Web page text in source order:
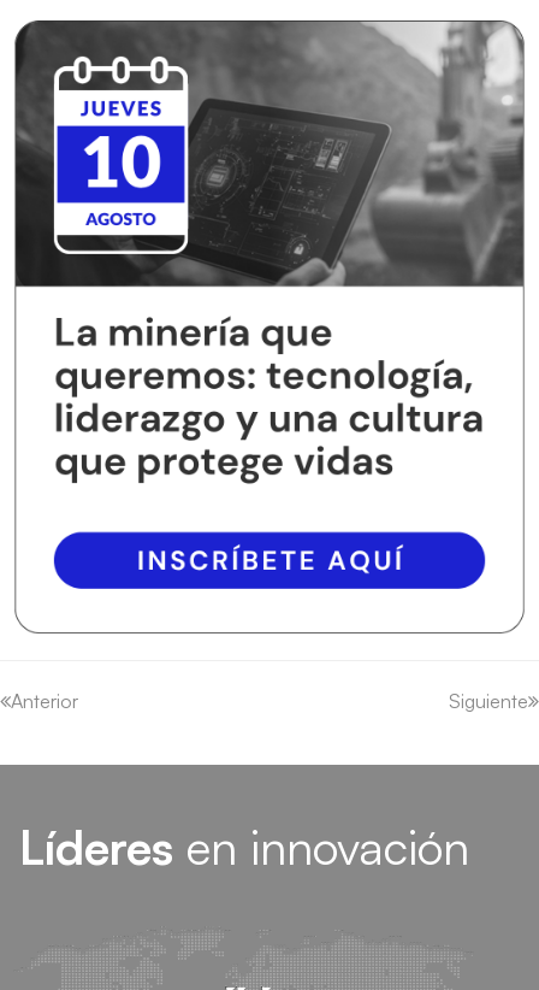
Anterior Siguiente
Líderes en innovación